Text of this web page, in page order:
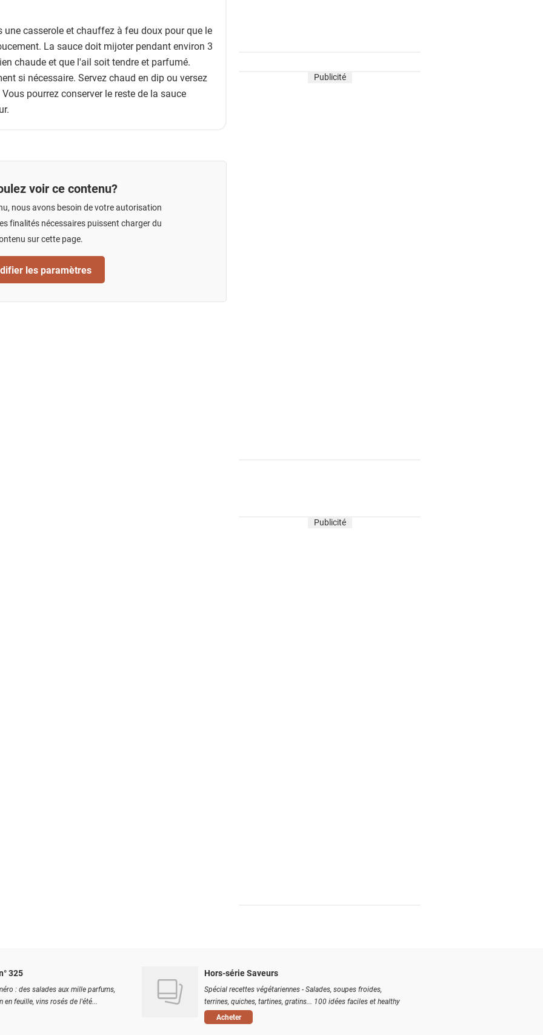
casserole et chauffez à feu doux pour que le
La sauce doit mijoter pendant environ 3
chaude et que l'ail soit tendre et parfumé.
si nécessaire. Servez chaud en dip ou versez
pourrez conserver le reste de la sauce
voir ce contenu?
nous avons besoin de votre autorisation
finalités nécessaires puissent charger du
sur cette page.
les paramètres
Publicité
Publicité
325
: des salades aux mille parfums,
en feuille, vins rosés de l'été...
Hors-série Saveurs
Spécial recettes végétariennes - Salades, soupes froides,
terrines, quiches, tartines, gratins... 100 idées faciles et healthy
Acheter